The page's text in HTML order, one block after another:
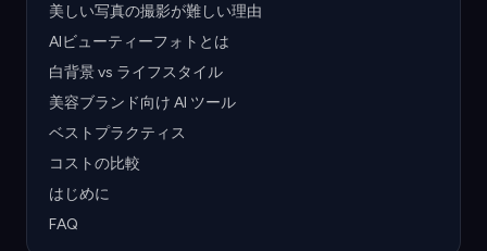
美しい写真の撮影が難しい理由
AIビューティーフォトとは
白背景 vs ライフスタイル
美容ブランド向け AI ツール
ベストプラクティス
コストの比較
はじめに
FAQ